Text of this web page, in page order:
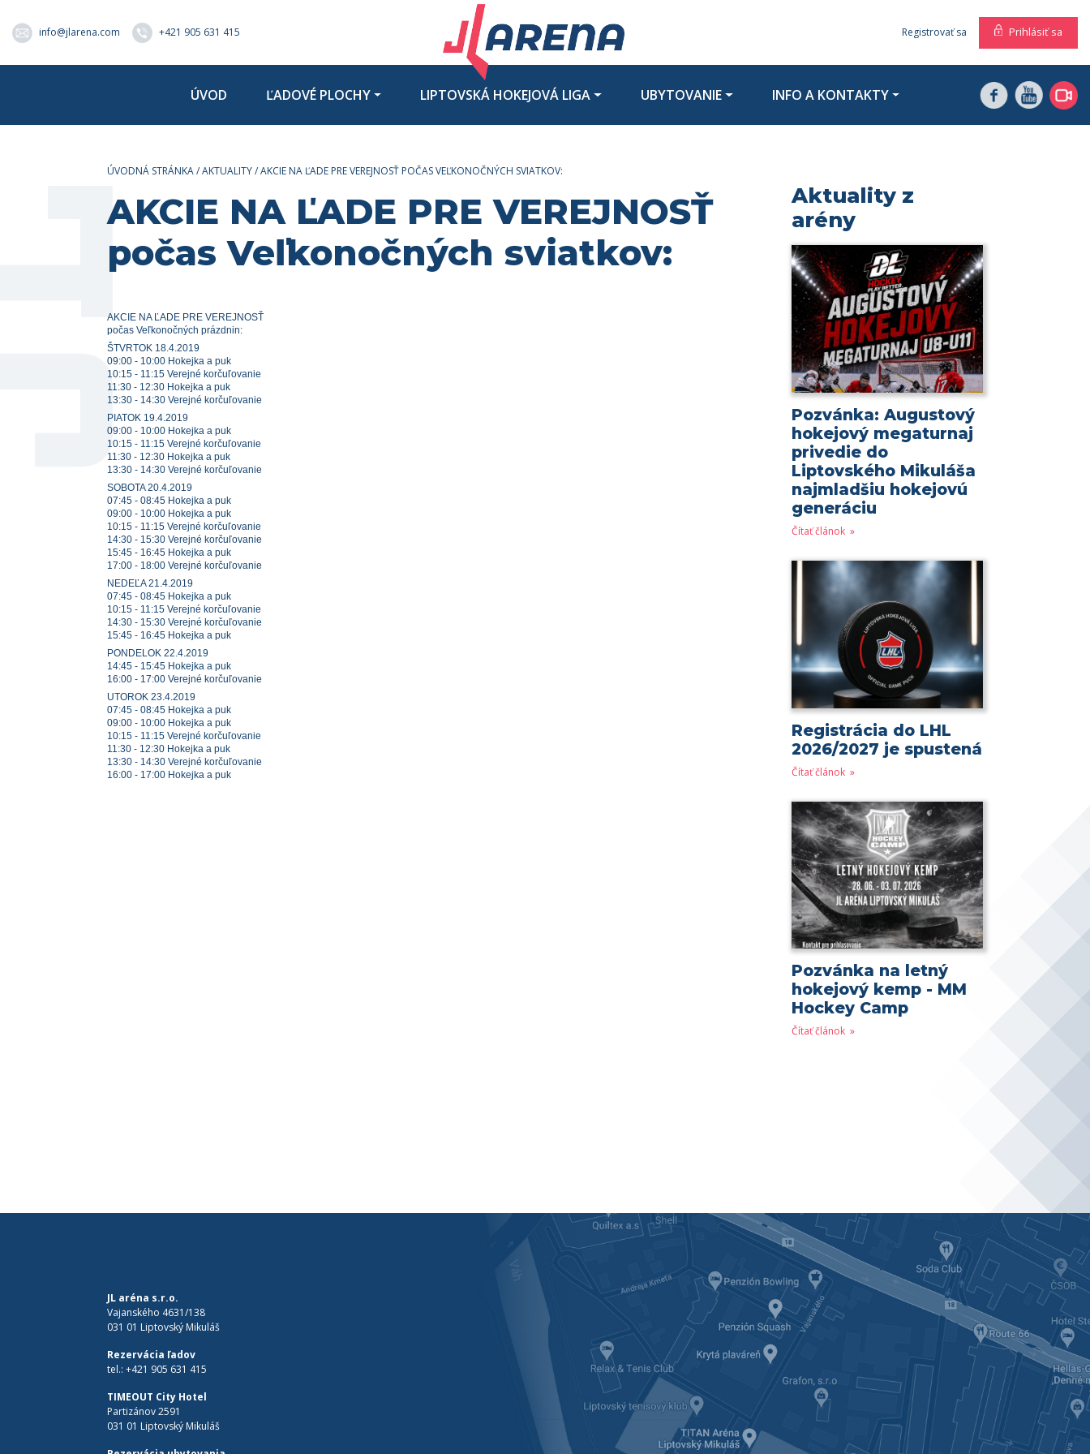
info@jlarena.com +421 905 631 415 Registrovať sa Prihlásiť sa
ÚVOD ĽADOVÉ PLOCHY LIPTOVSKÁ HOKEJOVÁ LIGA UBYTOVANIE INFO A KONTAKTY
UBYTOVANIE
INFO A KONTAKTY
ÚVODNÁ STRÁNKA/AKTUALITY/AKCIE NA ĽADE PRE VEREJNOSŤ POČAS VEĽKONOČNÝCH SVIATKOV:
AKCIE NA ĽADE PRE VEREJNOSŤ
počas Veľkonočných sviatkov:
AKCIE NA ĽADE PRE VEREJNOSŤ
počas Veľkonočných prázdnin:
ŠTVRTOK 18.4.2019
09:00 - 10:00 Hokejka a puk
10:15 - 11:15 Verejné korčuľovanie
11:30 - 12:30 Hokejka a puk
13:30 - 14:30 Verejné korčuľovanie
PIATOK 19.4.2019
09:00 - 10:00 Hokejka a puk
10:15 - 11:15 Verejné korčuľovanie
11:30 - 12:30 Hokejka a puk
13:30 - 14:30 Verejné korčuľovanie
SOBOTA 20.4.2019
07:45 - 08:45 Hokejka a puk
09:00 - 10:00 Hokejka a puk
10:15 - 11:15 Verejné korčuľovanie
14:30 - 15:30 Verejné korčuľovanie
15:45 - 16:45 Hokejka a puk
17:00 - 18:00 Verejné korčuľovanie
NEDEĽA 21.4.2019
07:45 - 08:45 Hokejka a puk
10:15 - 11:15 Verejné korčuľovanie
14:30 - 15:30 Verejné korčuľovanie
15:45 - 16:45 Hokejka a puk
PONDELOK 22.4.2019
14:45 - 15:45 Hokejka a puk
16:00 - 17:00 Verejné korčuľovanie
UTOROK 23.4.2019
07:45 - 08:45 Hokejka a puk
09:00 - 10:00 Hokejka a puk
10:15 - 11:15 Verejné korčuľovanie
11:30 - 12:30 Hokejka a puk
13:30 - 14:30 Verejné korčuľovanie
16:00 - 17:00 Hokejka a puk
Aktuality z
arény
Pozvánka: Augustový
hokejový megaturnaj
privedie do
Liptovského Mikuláša
najmladšiu hokejovú
generáciu
Čítať článok
Registrácia do LHL
2026/2027 je spustená
Čítať článok
Pozvánka na letný
hokejový kemp - MM
Hockey Camp
Čítať článok
JL aréna s.r.o.
Vajanského 4631/138
031 01 Liptovský Mikuláš
Rezervácia ľadov
tel.: +421 905 631 415
TIMEOUT City Hotel
Partizánov 2591
031 01 Liptovský Mikuláš